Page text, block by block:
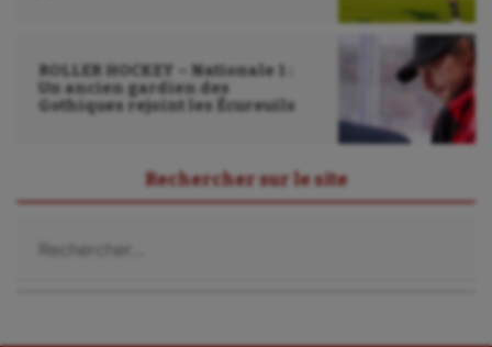
ROLLER HOCKEY – Nationale 1 :
Un ancien gardien des
Gothiques rejoint les Écureuils
Rechercher sur le site